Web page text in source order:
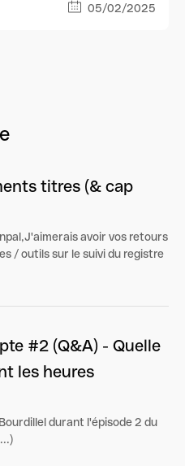
05/02/2025
titres (& cap
avoir vos retours
/ outils sur le suivi du registre
#2 (Q&A) - Quelle
les heures
durant l'épisode 2 du